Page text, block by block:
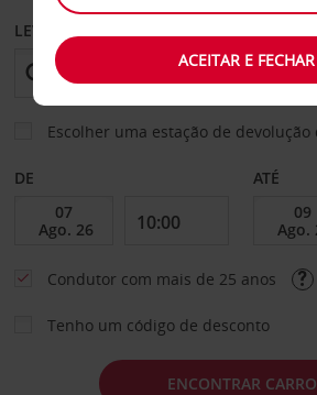
LEVANTAR EM
Escolher uma estação de
DE ATÉ
Condutor com mais de 25 anos
Tenho um código de desconto
ENCONTRAR
ACEITAR E FECHAR